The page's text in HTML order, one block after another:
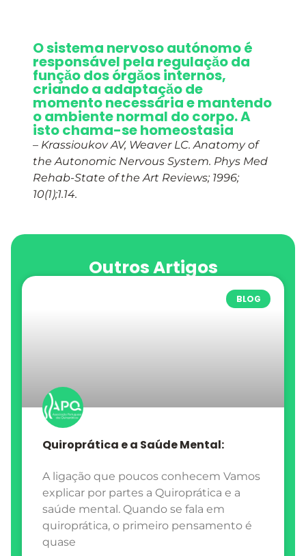
Outros Artigos
BLOG
Quiroprática e a Saúde Mental:
A ligação que poucos conhecem Vamos
explicar por partes a Quiroprática e a
saúde mental. Quando se fala em
quiroprática, o primeiro pensamento é
quase
O sistema nervoso autónomo é
responsável pela regulaçăo da
funçăo dos órgăos internos,
criando a adaptaçăo de
momento necessária e mantendo
o ambiente normal do corpo. A
isto chama-se homeostasia
– Krassioukov AV, Weaver LC. Anatomy of
the Autonomic Nervous System. Phys Med
Rehab-State of the Art Reviews; 1996;
10(1);1.14.